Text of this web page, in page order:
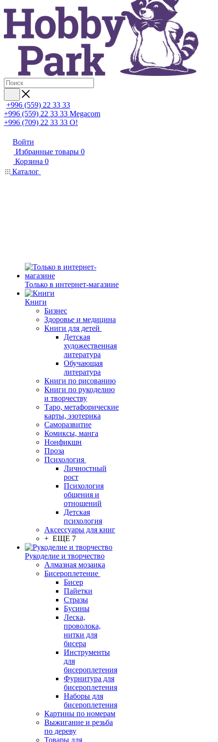
+996 (559) 22 33 33
+996 (559) 22 33 33 Megacom
+996 (709) 22 33 33 O!
Войти
Избранные товары 0
Корзина 0
Каталог
Только в интернет-магазине
Книги
Бизнес
Здоровье и медицина
Книги для детей
Детская
художественная
литература
Обучающая
литература
Книги по рисованию
Книги по рукоделию
и творчеству
Таро, метафорические
карты, эзотерика
Саморазвитие
Комиксы, манга
Нонфикшн
Проза
Психология
Личностный
рост
Психология
общения и
отношений
Детская
психология
Аксессуары для книг
+ ЕЩЕ 7
Рукоделие и творчество
Алмазная мозаика
Бисероплетение
Бисер
Пайетки
Стразы
Бусины
Леска,
проволока,
нитки для
бисера
Инструменты
для
бисероплетения
Фурнитура для
бисероплетения
Наборы для
бисероплетения
Картины по номерам
Выжигание и резьба
по дереву
Товары для